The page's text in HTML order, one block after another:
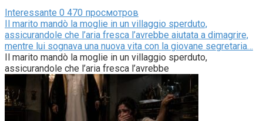
Interessante 0 470 просмотров
Il marito mandò la moglie in un villaggio sperduto,
assicurandole che l’aria fresca l’avrebbe aiutata a dimagrire,
mentre lui sognava una nuova vita con la giovane segretaria…
Il marito mandò la moglie in un villaggio sperduto,
assicurandole che l’aria fresca l’avrebbe